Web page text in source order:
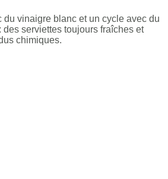
du vinaigre blanc et un cycle avec du
des serviettes toujours fraîches et
chimiques.